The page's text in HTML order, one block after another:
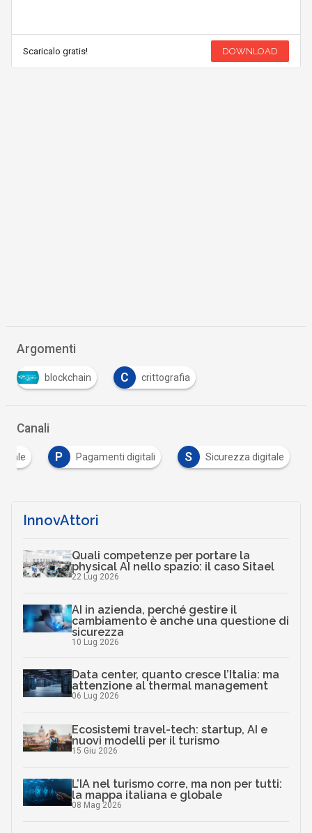
Scaricalo gratis! DOWNLOAD
Argomenti
blockchain C crittografia
Canali
P Pagamenti digitali S Sicurezza digitale
InnovAttori
Quali competenze per portare la
physical AI nello spazio: il caso Sitael
22 Lug 2026
AI in azienda, perché gestire il
cambiamento è anche una questione di
sicurezza
10 Lug 2026
Data center, quanto cresce l’Italia: ma
attenzione al thermal management
06 Lug 2026
Ecosistemi travel-tech: startup, AI e
nuovi modelli per il turismo
15 Giu 2026
L’IA nel turismo corre, ma non per tutti:
la mappa italiana e globale
08 Mag 2026